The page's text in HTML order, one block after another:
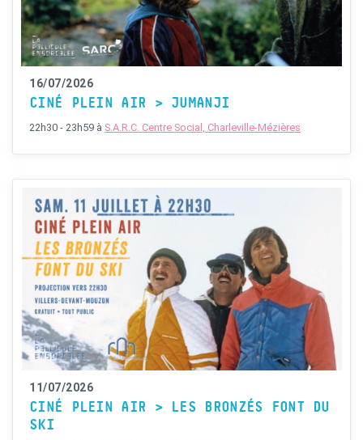
16/07/2026
CINÉ PLEIN AIR > JUMANJI
22h30 - 23h59 à S.A.R.C. Centre Social, Charleville-Mézières
11/07/2026
CINÉ PLEIN AIR > LES BRONZÉS FONT DU
SKI